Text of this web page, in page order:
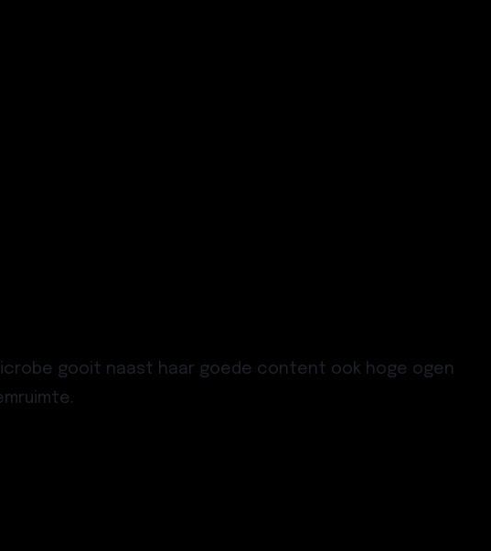
gooit naast haar goede content ook hoge ogen